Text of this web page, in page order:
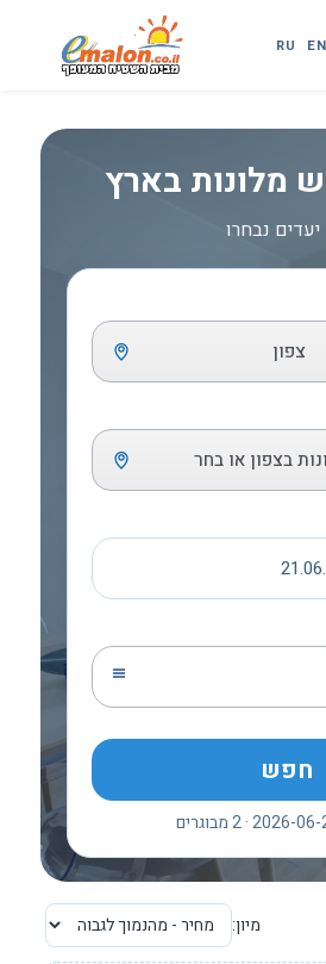
EN
RU
מלונות בארץ
צפון
בצפון או בחר
חפש
מיון: